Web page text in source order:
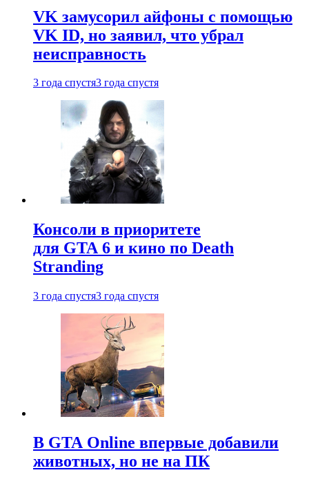
VK замусорил айфоны с помощью
VK ID, но заявил, что убрал
неисправность
3 года спустя3 года спустя
Консоли в приоритете
для GTA 6 и кино по Death
Stranding
3 года спустя3 года спустя
В GTA Online впервые добавили
животных, но не на ПК